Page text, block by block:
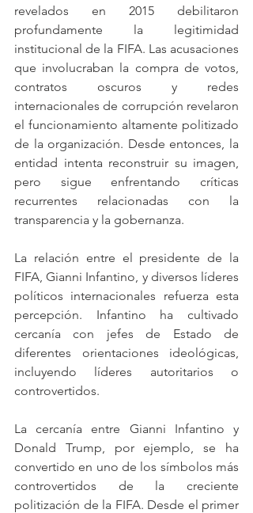
revelados en 2015 debilitaron
profundamente la legitimidad
institucional de la FIFA. Las acusaciones
que involucraban la compra de votos,
contratos oscuros y redes
internacionales de corrupción revelaron
el funcionamiento altamente politizado
de la organización. Desde entonces, la
entidad intenta reconstruir su imagen,
pero sigue enfrentando críticas
recurrentes relacionadas con la
transparencia y la gobernanza.
La relación entre el presidente de la
FIFA, Gianni Infantino, y diversos líderes
políticos internacionales refuerza esta
percepción. Infantino ha cultivado
cercanía con jefes de Estado de
diferentes orientaciones ideológicas,
incluyendo líderes autoritarios o
controvertidos.
La cercanía entre Gianni Infantino y
Donald Trump, por ejemplo, se ha
convertido en uno de los símbolos más
controvertidos de la creciente
politización de la FIFA. Desde el primer